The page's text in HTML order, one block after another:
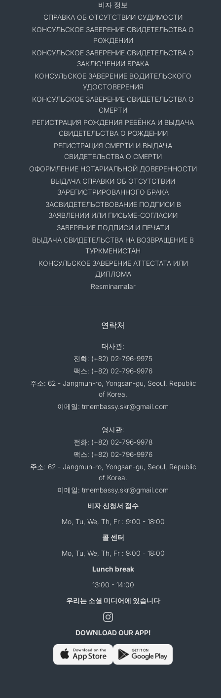
비자 정보
СПРАВКА ОБ ОТСУТСТВИИ СУДИМОСТИ
КОНСУЛЬСКОЕ ЗАВЕРЕНИЕ СВИДЕТЕЛЬСТВА О
РОЖДЕНИИ
КОНСУЛЬСКОЕ ЗАВЕРЕНИЕ СВИДЕТЕЛЬСТВА О
ЗАКЛЮЧЕНИИ БРАКА
КОНСУЛЬСКОЕ ЗАВЕРЕНИЕ ВОДИТЕЛЬСКОГО
УДОСТОВЕРЕНИЯ
КОНСУЛЬСКОЕ ЗАВЕРЕНИЕ СВИДЕТЕЛЬСТВА О
СМЕРТИ
РЕГИСТРАЦИЯ РОЖДЕНИЯ РЕБЁНКА И ВЫДАЧА
СВИДЕТЕЛЬСТВА О РОЖДЕНИИ
РЕГИСТРАЦИЯ СМЕРТИ И ВЫДАЧА
СВИДЕТЕЛЬСТВА О СМЕРТИ
ОФОРМЛЕНИЕ НОТАРИАЛЬНОЙ ДОВЕРЕННОСТИ
ВЫДАЧА СПРАВКИ ОБ ОТСУТСТВИИ
ЗАРЕГИСТРИРОВАННОГО БРАКА
ЗАСВИДЕТЕЛЬСТВОВАНИЕ ПОДПИСИ В
ЗАЯВЛЕНИИ ИЛИ ПИСЬМЕ-СОГЛАСИИ
ЗАВЕРЕНИЕ ПОДПИСИ И ПЕЧАТИ
ВЫДАЧА СВИДЕТЕЛЬСТВА НА ВОЗВРАЩЕНИЕ В
ТУРКМЕНИСТАН
КОНСУЛЬСКОЕ ЗАВЕРЕНИЕ АТТЕСТАТА ИЛИ
ДИПЛОМА
Resminamalar
연락처
대사관:
전화: (+82) 02-796-9975
팩스: (+82) 02-796-9976
주소: 62 - Jangmun-ro, Yongsan-gu, Seoul, Republic
of Korea.
이메일: tmembassy.skr@gmail.com
영사관:
전화: (+82) 02-796-9978
팩스: (+82) 02-796-9976
주소: 62 - Jangmun-ro, Yongsan-gu, Seoul, Republic
of Korea.
이메일: tmembassy.skr@gmail.com
비자 신청서 접수
Mo, Tu, We, Th, Fr : 9:00 - 18:00
콜 센터
Mo, Tu, We, Th, Fr : 9:00 - 18:00
Lunch break
13:00 - 14:00
우리는 소셜 미디어에 있습니다
DOWNLOAD OUR APP!